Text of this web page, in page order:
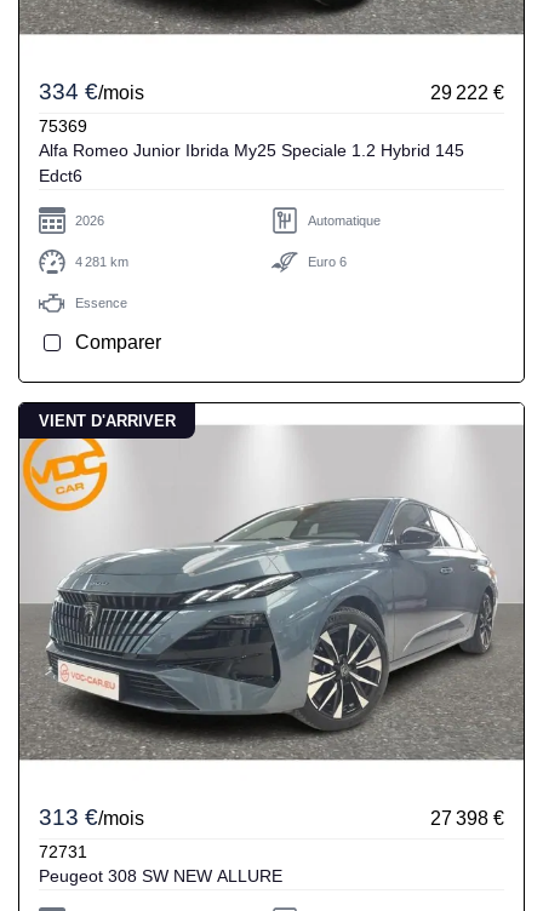
334 €/mois 29 222 €
75369
Alfa Romeo Junior Ibrida My25 Speciale 1.2 Hybrid 145
Edct6
2026 Automatique
4 281 km Euro 6
Essence
Comparer
VIENT D'ARRIVER
313 €/mois 27 398 €
72731
Peugeot 308 SW NEW ALLURE